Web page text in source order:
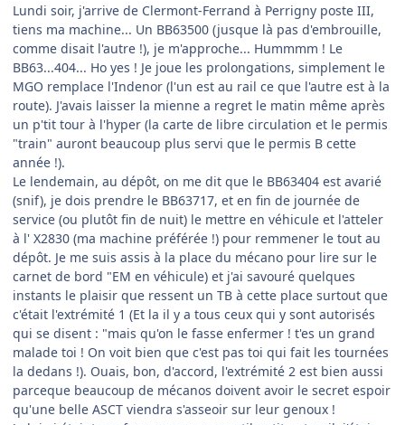
Lundi soir, j'arrive de Clermont-Ferrand à Perrigny poste III,
tiens ma machine... Un BB63500 (jusque là pas d'embrouille,
comme disait l'autre !), je m'approche... Hummmm ! Le
BB63...404... Ho yes ! Je joue les prolongations, simplement le
MGO remplace l'Indenor (l'un est au rail ce que l'autre est à la
route). J'avais laisser la mienne a regret le matin même après
un p'tit tour à l'hyper (la carte de libre circulation et le permis
"train" auront beaucoup plus servi que le permis B cette
année !).
Le lendemain, au dépôt, on me dit que le BB63404 est avarié
(snif), je dois prendre le BB63717, et en fin de journée de
service (ou plutôt fin de nuit) le mettre en véhicule et l'atteler
à l' X2830 (ma machine préférée !) pour remmener le tout au
dépôt. Je me suis assis à la place du mécano pour lire sur le
carnet de bord "EM en véhicule) et j'ai savouré quelques
instants le plaisir que ressent un TB à cette place surtout que
c'était l'extrémité 1 (Et la il y a tous ceux qui y sont autorisés
qui se disent : "mais qu'on le fasse enfermer ! t'es un grand
malade toi ! On voit bien que c'est pas toi qui fait les tournées
la dedans !). Ouais, bon, d'accord, l'extrémité 2 est bien aussi
parceque beaucoup de mécanos doivent avoir le secret espoir
qu'une belle ASCT viendra s'asseoir sur leur genoux !